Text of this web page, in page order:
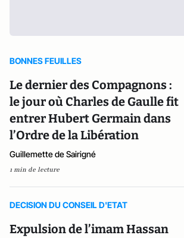
BONNES FEUILLES
Le dernier des Compagnons :
le jour où Charles de Gaulle fit
entrer Hubert Germain dans
l’Ordre de la Libération
Guillemette de Sairigné
1 min de lecture
DECISION DU CONSEIL D'ETAT
Expulsion de l’imam Hassan